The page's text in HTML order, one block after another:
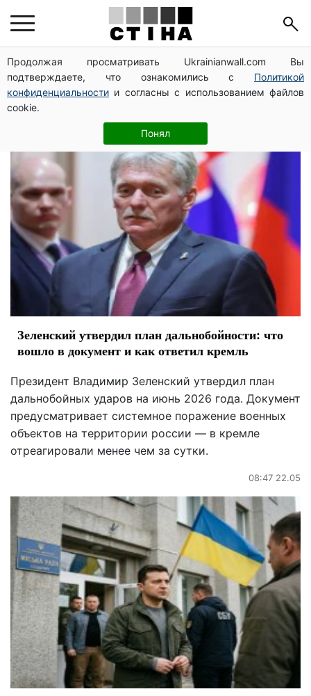
Продолжая просматривать Ukrainianwall.com Вы
подтверждаете, что ознакомились с Политикой
конфиденциальности и согласны с использованием файлов
cookie.
Понял
Володимир
Зеленський
Зеленский утвердил план дальнобойности: что
вошло в документ и как ответил кремль
Президент Владимир Зеленский утвердил план
дальнобойных ударов на июнь 2026 года. Документ
предусматривает системное поражение военных
объектов на территории россии — в кремле
отреагировали менее чем за сутки.
08:47 22.05